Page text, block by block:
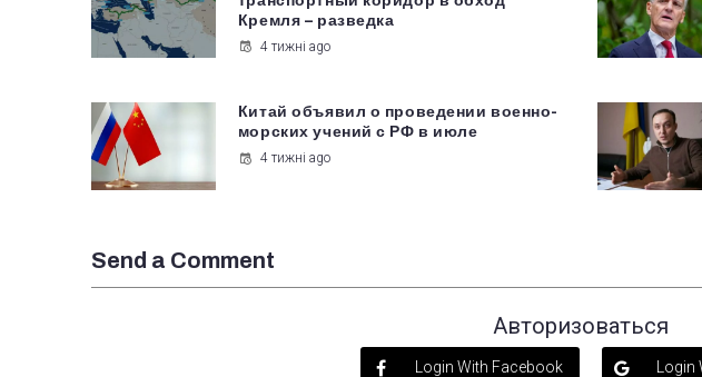
Кремля – разведка
4 тижні ago
Китай объявил о проведении военно-
морских учений с РФ в июле
4 тижні ago
Send a Comment
Авторизоваться
Login With Facebook Login